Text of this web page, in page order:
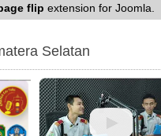
flip extension for Joomla.
Selatan